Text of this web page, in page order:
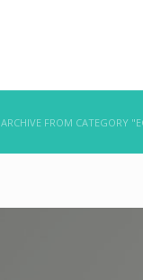
ARCHIVE FROM CATEGORY